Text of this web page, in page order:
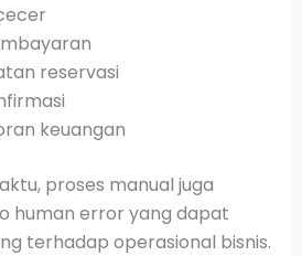
reservasi
keuangan
proses manual juga
human error yang dapat
terhadap operasional bisnis.